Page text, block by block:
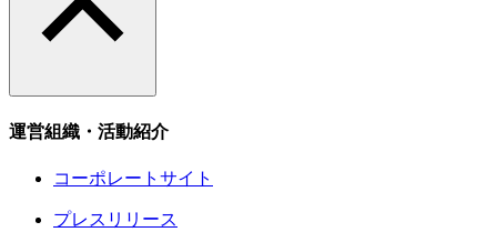
運営組織・活動紹介
コーポレートサイト
プレスリリース